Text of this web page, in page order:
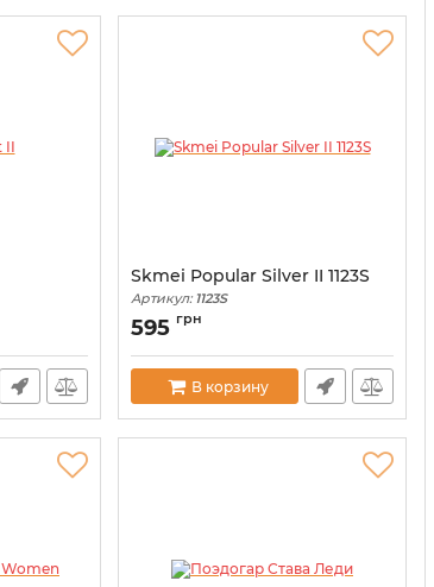
Skmei Popular Silver II 1123S
Артикул:1123S
595 грн
В корзину